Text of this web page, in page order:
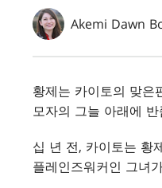
Akemi Dawn
황제는 카이토의 맞은
모자의 그늘 아래에
십 년 전, 카이토는 황
플레인즈워커인 그녀